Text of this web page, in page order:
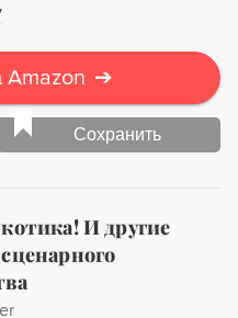
герой".
написанное Воглером
учебник,
обязательного чтения
но и десятилетиями
среди множества
искусством
о трудностях и
собственной души, и
которые в руках
Amazon ➔
Сохранить
И другие